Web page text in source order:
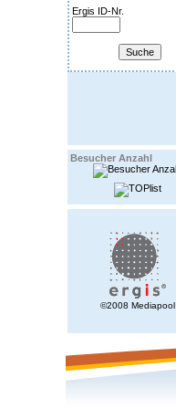
Ergis ID-Nr.
Besucher Anzahl
©2008 Mediapool